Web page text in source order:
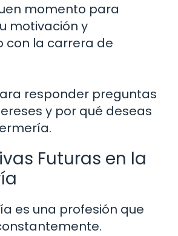
momento para
motivación y
con la carrera de
responder preguntas
y por qué deseas
Futuras en la
es una profesión que